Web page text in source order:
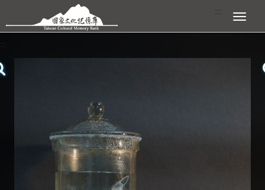
跳到主要內容區塊 展開選單
:::
查看